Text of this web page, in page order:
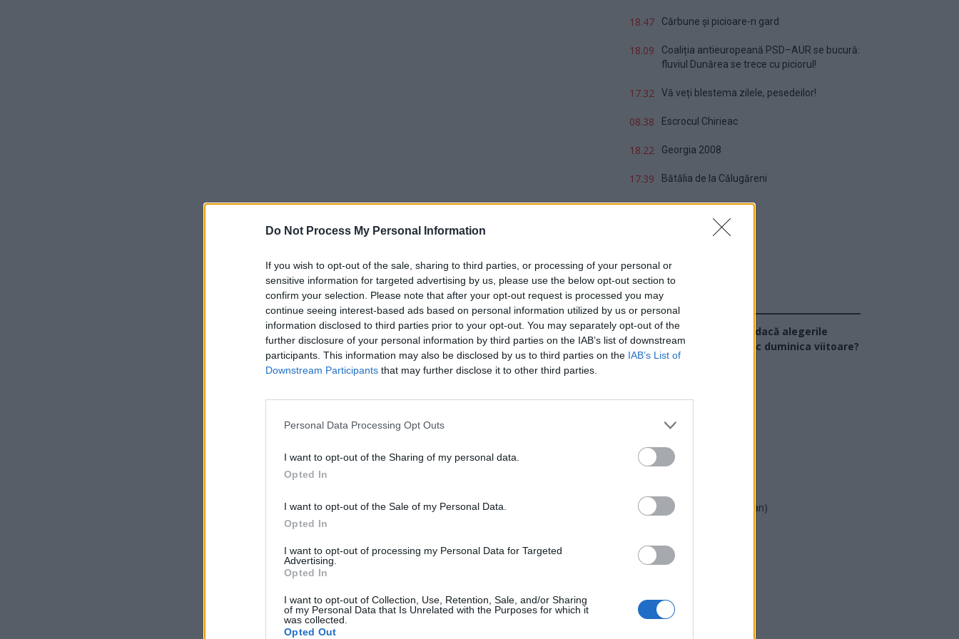
Do Not Process My Personal Information
If you wish to opt-out of the sale, sharing to third parties, or processing of your personal or
sensitive information for targeted advertising by us, please use the below opt-out section to
confirm your selection. Please note that after your opt-out request is processed you may
continue seeing interest-based ads based on personal information utilized by us or personal
information disclosed to third parties prior to your opt-out. You may separately opt-out of the
further disclosure of your personal information by third parties on the IAB’s list of downstream
participants. This information may also be disclosed by us to third parties on the IAB’s List of
Downstream Participants that may further disclose it to other third parties.
Personal Data Processing Opt Outs
I want to opt-out of the Sharing of my personal data.
Opted In
I want to opt-out of the Sale of my Personal Data.
Opted In
I want to opt-out of processing my Personal Data for Targeted
Advertising.
Opted In
I want to opt-out of Collection, Use, Retention, Sale, and/or Sharing
of my Personal Data that Is Unrelated with the Purposes for which it
was collected.
Opted Out
18.47 Cărbune și picioare-n gard
18.09
Coaliția antieuropeană PSD–AUR se bucură:
fluviul Dunărea se trece cu piciorul!
17.32 Vă veți blestema zilele, pesedeilor!
08.38 Escrocul Chirieac
18.22 Georgia 2008
17.39 Bătălia de la Călugăreni
Sondaj
Ce partid ați vota dacă alegerile
parlamentare ar avea loc duminica viitoare?
PNL
PSD
UDMR
Forța Dreptei (L. Orban)
REPER
POT (Gavrilă)